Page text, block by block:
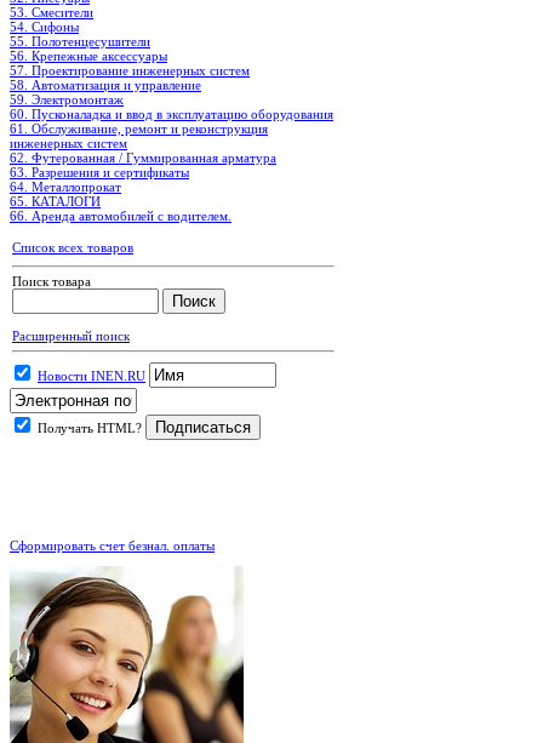
53. Смесители
54. Сифоны
55. Полотенцесушители
56. Крепежные аксессуары
57. Проектирование инженерных систем
58. Автоматизация и управление
59. Электромонтаж
60. Пусконаладка и ввод в эксплуатацию оборудования
61. Обслуживание, ремонт и реконструкция
инженерных систем
62. Футерованная / Гуммированная арматура
63. Разрешения и сертификаты
64. Металлопрокат
65. КАТАЛОГИ
66. Аренда автомобилей с водителем.
Список всех товаров
Поиск товара
Расширенный поиск
Новости INEN.RU
Получать HTML?
Сформировать счет безнал. оплаты